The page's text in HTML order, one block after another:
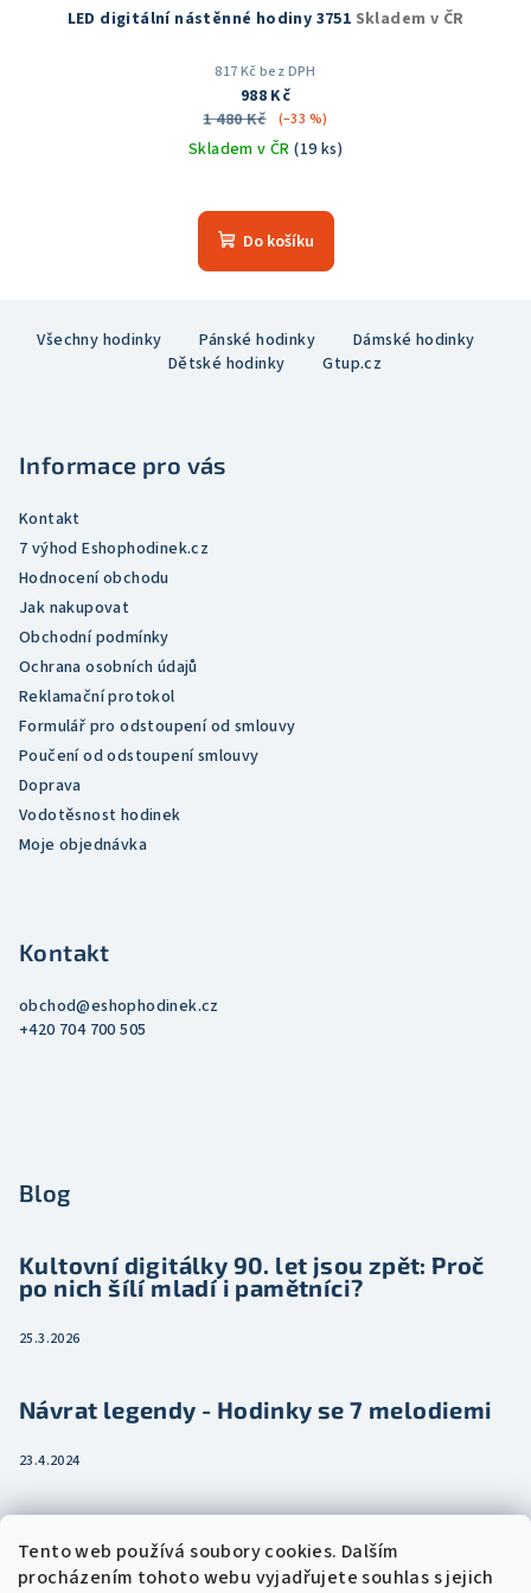
Tento web používá soubory cookies. Dalším
procházením tohoto webu vyjadřujete souhlas s jejich
LED digitální nástěnné hodiny 3751 Skladem v ČR
817 Kč bez DPH
988 Kč
1 480 Kč
(–33 %)
Skladem v ČR(19 ks)
hodnocení
produktu
hvězdiček.
Do košíku
Všechny hodinky Pánské hodinky
Dámské hodinky
Dětské hodinky
Gtup.cz
Informace pro vás
Kontakt
7 výhod Eshophodinek.cz
Hodnocení obchodu
Jak nakupovat
Obchodní podmínky
Ochrana osobních údajů
Reklamační protokol
Formulář pro odstoupení od smlouvy
Poučení od odstoupení smlouvy
Doprava
Vodotěsnost hodinek
Moje objednávka
Kontakt
obchod@eshophodinek.cz
+420 704 700 505
Blog
Kultovní digitálky 90. let jsou zpět: Proč
po nich šílí mladí i pamětníci?
25.3.2026
Návrat legendy - Hodinky se 7 melodiemi
23.4.2024
jako dárek